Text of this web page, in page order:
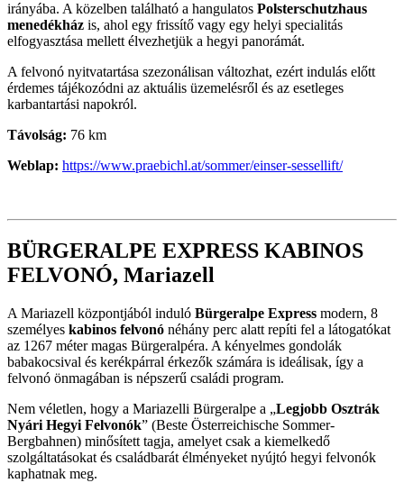
irányába. A közelben található a hangulatos Polsterschutzhaus
menedékház is, ahol egy frissítő vagy egy helyi specialitás
elfogyasztása mellett élvezhetjük a hegyi panorámát.
A felvonó nyitvatartása szezonálisan változhat, ezért indulás előtt
érdemes tájékozódni az aktuális üzemelésről és az esetleges
karbantartási napokról.
Távolság: 76 km
Weblap: https://www.praebichl.at/sommer/einser-sessellift/
BÜRGERALPE EXPRESS KABINOS
FELVONÓ, Mariazell
A Mariazell központjából induló Bürgeralpe Express modern, 8
személyes kabinos felvonó néhány perc alatt repíti fel a látogatókat
az 1267 méter magas Bürgeralpéra. A kényelmes gondolák
babakocsival és kerékpárral érkezők számára is ideálisak, így a
felvonó önmagában is népszerű családi program.
Nem véletlen, hogy a Mariazelli Bürgeralpe a „Legjobb Osztrák
Nyári Hegyi Felvonók” (Beste Österreichische Sommer-
Bergbahnen) minősített tagja, amelyet csak a kiemelkedő
szolgáltatásokat és családbarát élményeket nyújtó hegyi felvonók
kaphatnak meg.